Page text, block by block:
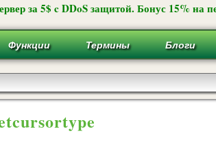
за 5$ c DDoS защитой. Бонус 15% на
Функции Термины Блоги